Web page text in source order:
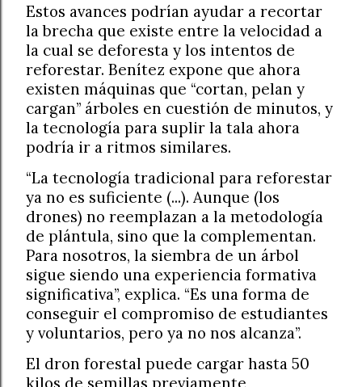
Estos avances podrían ayudar a recortar
la brecha que existe entre la velocidad a
la cual se deforesta y los intentos de
reforestar. Benítez expone que ahora
existen máquinas que “cortan, pelan y
cargan” árboles en cuestión de minutos, y
la tecnología para suplir la tala ahora
podría ir a ritmos similares.
“La tecnología tradicional para reforestar
ya no es suficiente (...). Aunque (los
drones) no reemplazan a la metodología
de plántula, sino que la complementan.
Para nosotros, la siembra de un árbol
sigue siendo una experiencia formativa
significativa”, explica. “Es una forma de
conseguir el compromiso de estudiantes
y voluntarios, pero ya no nos alcanza”.
El dron forestal puede cargar hasta 50
kilos de semillas previamente